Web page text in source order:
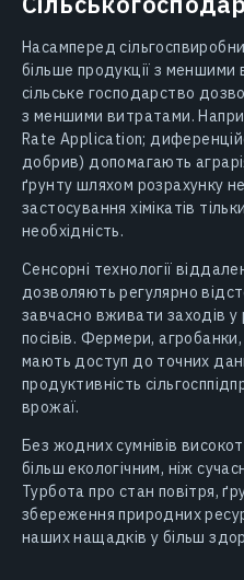
Насамперед
більше продукції з
сільське господарство
з меншими витратами.
Rate Application;
добрив) допомагають
ґрунту шляхом розрахунку
застосування хімікатів
необхідність.
Сенсорні технології
дозволяють регулярно
завчасно вживати заходів у
посівів. Фермери, агробанки,
мають доступ до точних
продуктивність
врожаї.
Без жодних сумнівів
більш екологічним, ніж
Турбота про стан повітря,
збереження природних
наших нащадків у більш